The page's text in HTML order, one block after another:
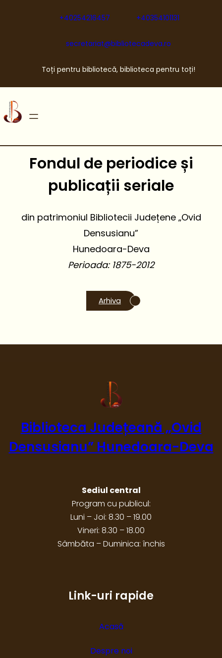
+40254216457 +40354101131
secretariat@bibliotecadeva.ro
Toți pentru bibliotecă, biblioteca pentru toți!
Fondul de periodice și
publicații seriale
din patrimoniul Bibliotecii Județene „Ovid
Densusianu”
Hunedoara-Deva
Perioada: 1875-2012
Arhiva
Biblioteca Județeană „Ovid
Densusianu” Hunedoara-Deva
Sediul central
Program cu publicul:
Luni – Joi: 8.30 – 19.00
Vineri: 8.30 – 18.00
Sâmbăta – Duminica: închis
Link-uri rapide
Acasă
Despre noi